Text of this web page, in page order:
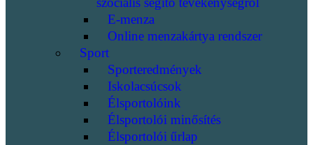
E-menza
Online menzakártya rendszer
Sport
Sporteredmények
Iskolacsúcsok
Élsportolóink
Élsportolói minősítés
Élsportolói űrlap